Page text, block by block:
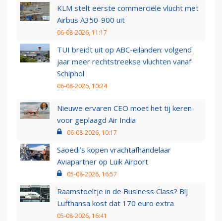
KLM stelt eerste commerciële vlucht met
Airbus A350-900 uit
06-08-2026, 11:17
TUI breidt uit op ABC-eilanden: volgend
jaar meer rechtstreekse vluchten vanaf
Schiphol
06-08-2026, 10:24
Nieuwe ervaren CEO moet het tij keren
voor geplaagd Air India
06-08-2026, 10:17
Saoedi’s kopen vrachtafhandelaar
Aviapartner op Luik Airport
05-08-2026, 16:57
Raamstoeltje in de Business Class? Bij
Lufthansa kost dat 170 euro extra
05-08-2026, 16:41